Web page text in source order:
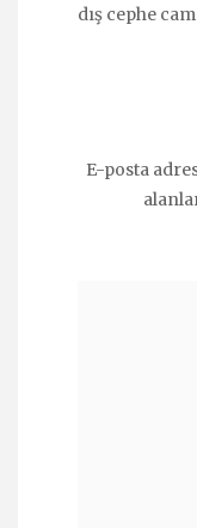
dış cephe
E-posta